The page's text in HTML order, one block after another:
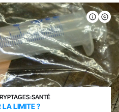
›SANTÉ
LA LIMITE ?